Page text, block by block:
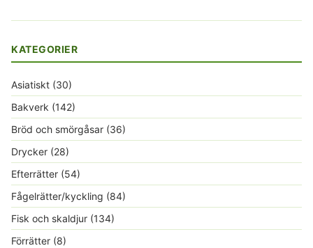
KATEGORIER
Asiatiskt (30)
Bakverk (142)
Bröd och smörgåsar (36)
Drycker (28)
Efterrätter (54)
Fågelrätter/kyckling (84)
Fisk och skaldjur (134)
Förrätter (8)